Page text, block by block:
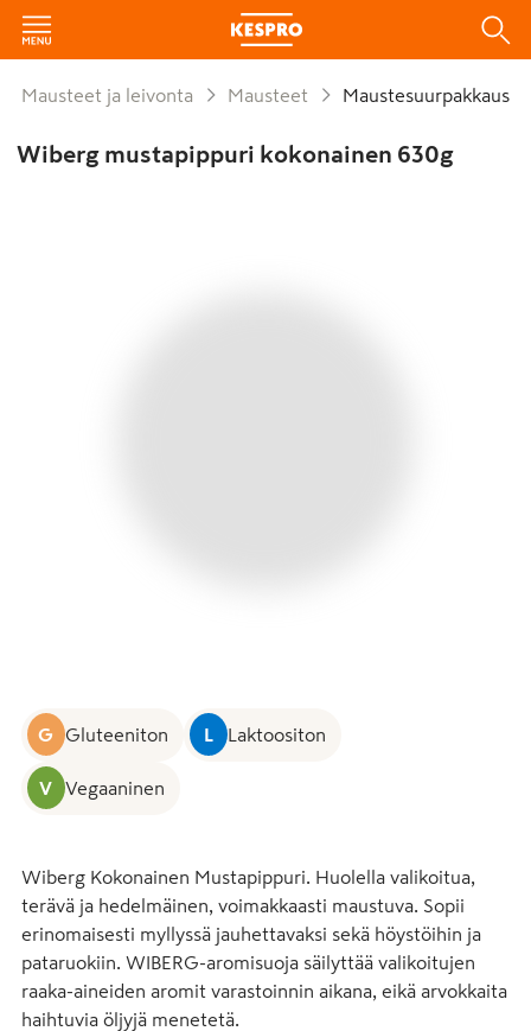
Mausteet ja leivonta Mausteet Maustesuurpakkaus
Wiberg mustapippuri kokonainen 630g
G Gluteeniton L Laktoositon
V Vegaaninen
Wiberg Kokonainen Mustapippuri. Huolella valikoitua,
terävä ja hedelmäinen, voimakkaasti maustuva. Sopii
erinomaisesti myllyssä jauhettavaksi sekä höystöihin ja
pataruokiin. WIBERG-aromisuoja säilyttää valikoitujen
raaka-aineiden aromit varastoinnin aikana, eikä arvokkaita
haihtuvia öljyjä menetetä.